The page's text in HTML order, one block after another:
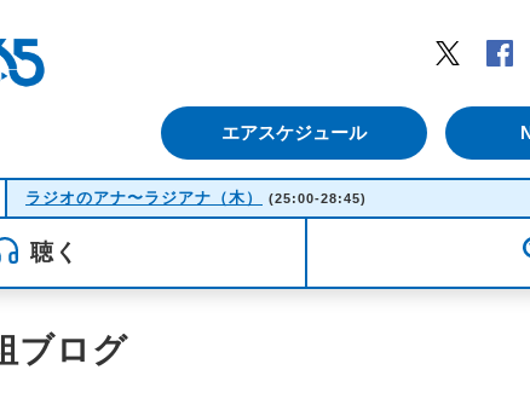
Twitter
エアスケジュール
ラジオのアナ〜ラジアナ（木） (25:00-28:45)
聴く
ブログ